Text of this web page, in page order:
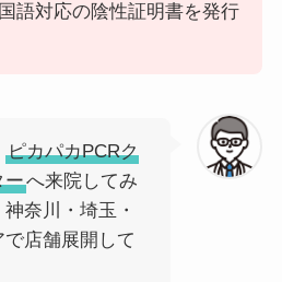
語対応の陰性証明書を発行
ピカパカPCRク
ーへ来院してみ
奈川・埼玉・
店舗展開して